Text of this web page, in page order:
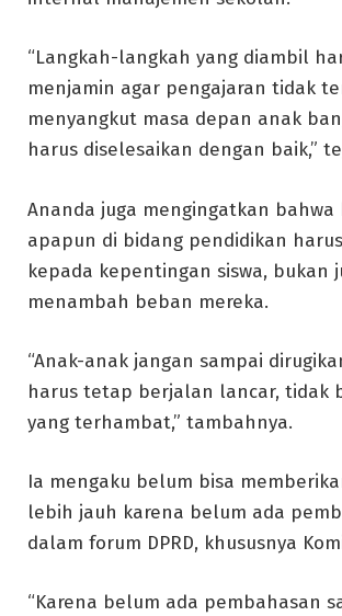
“Langkah-langkah yang diambil
menjamin agar pengajaran tidak
menyangkut masa depan anak
harus diselesaikan dengan baik,”
Ananda juga mengingatkan bahwa
apapun di bidang pendidikan
kepada kepentingan siswa, bukan
menambah beban mereka.
“Anak-anak jangan sampai
harus tetap berjalan lancar, tidak
yang terhambat,” tambahnya.
Ia mengaku belum bisa
lebih jauh karena belum ada
dalam forum DPRD, khususnya
“Karena belum ada pembahasan